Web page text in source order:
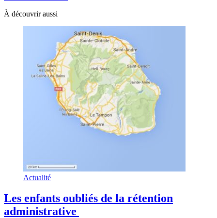
À découvrir aussi
Actualité
Les enfants oubliés de la rétention
administrative